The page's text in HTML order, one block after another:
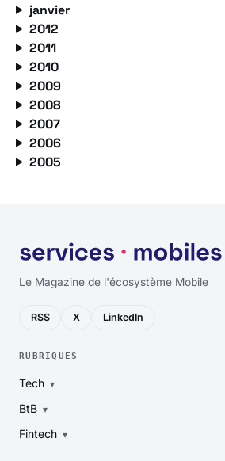
janvier
2012
2011
2010
2009
2008
2007
2006
2005
Le Magazine de l'écosystème Mobile
RSS X LinkedIn
RUBRIQUES
Tech
BtB
Fintech